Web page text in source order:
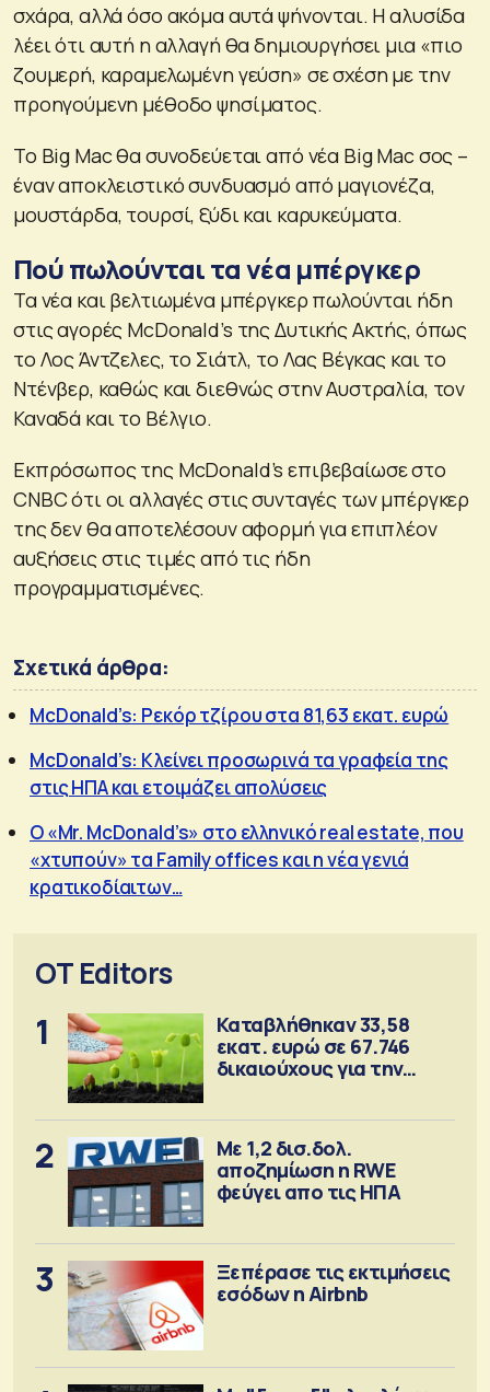
σχάρα, αλλά όσο ακόμα αυτά ψήνονται. Η αλυσίδα
λέει ότι αυτή η αλλαγή θα δημιουργήσει μια «πιο
ζουμερή, καραμελωμένη γεύση» σε σχέση με την
προηγούμενη μέθοδο ψησίματος.
Το Big Mac θα συνοδεύεται από νέα Big Mac σος –
έναν αποκλειστικό συνδυασμό από μαγιονέζα,
μουστάρδα, τουρσί, ξύδι και καρυκεύματα.
Πού πωλούνται τα νέα μπέργκερ
Τα νέα και βελτιωμένα μπέργκερ πωλούνται ήδη
στις αγορές McDonald’s της Δυτικής Ακτής, όπως
το Λος Άντζελες, το Σιάτλ, το Λας Βέγκας και το
Ντένβερ, καθώς και διεθνώς στην Αυστραλία, τον
Καναδά και το Βέλγιο.
Εκπρόσωπος της McDonald’s επιβεβαίωσε στο
CNBC ότι οι αλλαγές στις συνταγές των μπέργκερ
της δεν θα αποτελέσουν αφορμή για επιπλέον
αυξήσεις στις τιμές από τις ήδη
προγραμματισμένες.
Σχετικά άρθρα:
McDonald’s: Ρεκόρ τζίρου στα 81,63 εκατ. ευρώ
McDonald’s: Κλείνει προσωρινά τα γραφεία της
στις ΗΠΑ και ετοιμάζει απολύσεις
Ο «Mr. McDonald’s» στο ελληνικό real estate, που
«χτυπούν» τα Family offices και η νέα γενιά
κρατικοδίαιτων…
OT Editors
1
Καταβλήθηκαν 33,58
εκατ. ευρώ σε 67.746
δικαιούχους για την
2
Με 1,2 δισ.δολ.
αποζημίωση η RWE
φεύγει απο τις ΗΠΑ
3
Ξεπέρασε τις εκτιμήσεις
εσόδων η Airbnb